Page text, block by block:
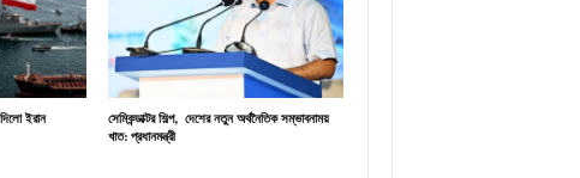
ইরান
সেমিকন্ডাক্টর শিল্প, দেশের নতুন অর্থনৈতিক সম্ভাবনাময়
খাত: প্রধানমন্ত্রী